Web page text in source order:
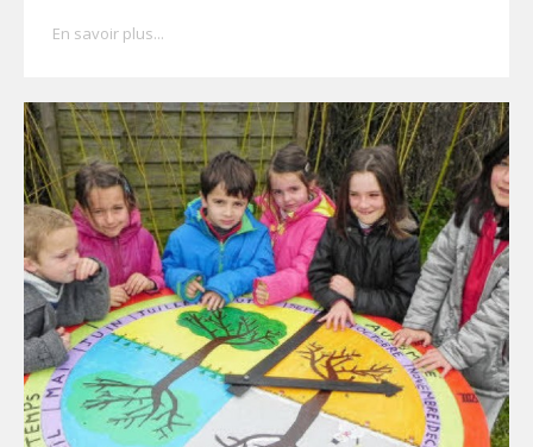
En savoir plus...